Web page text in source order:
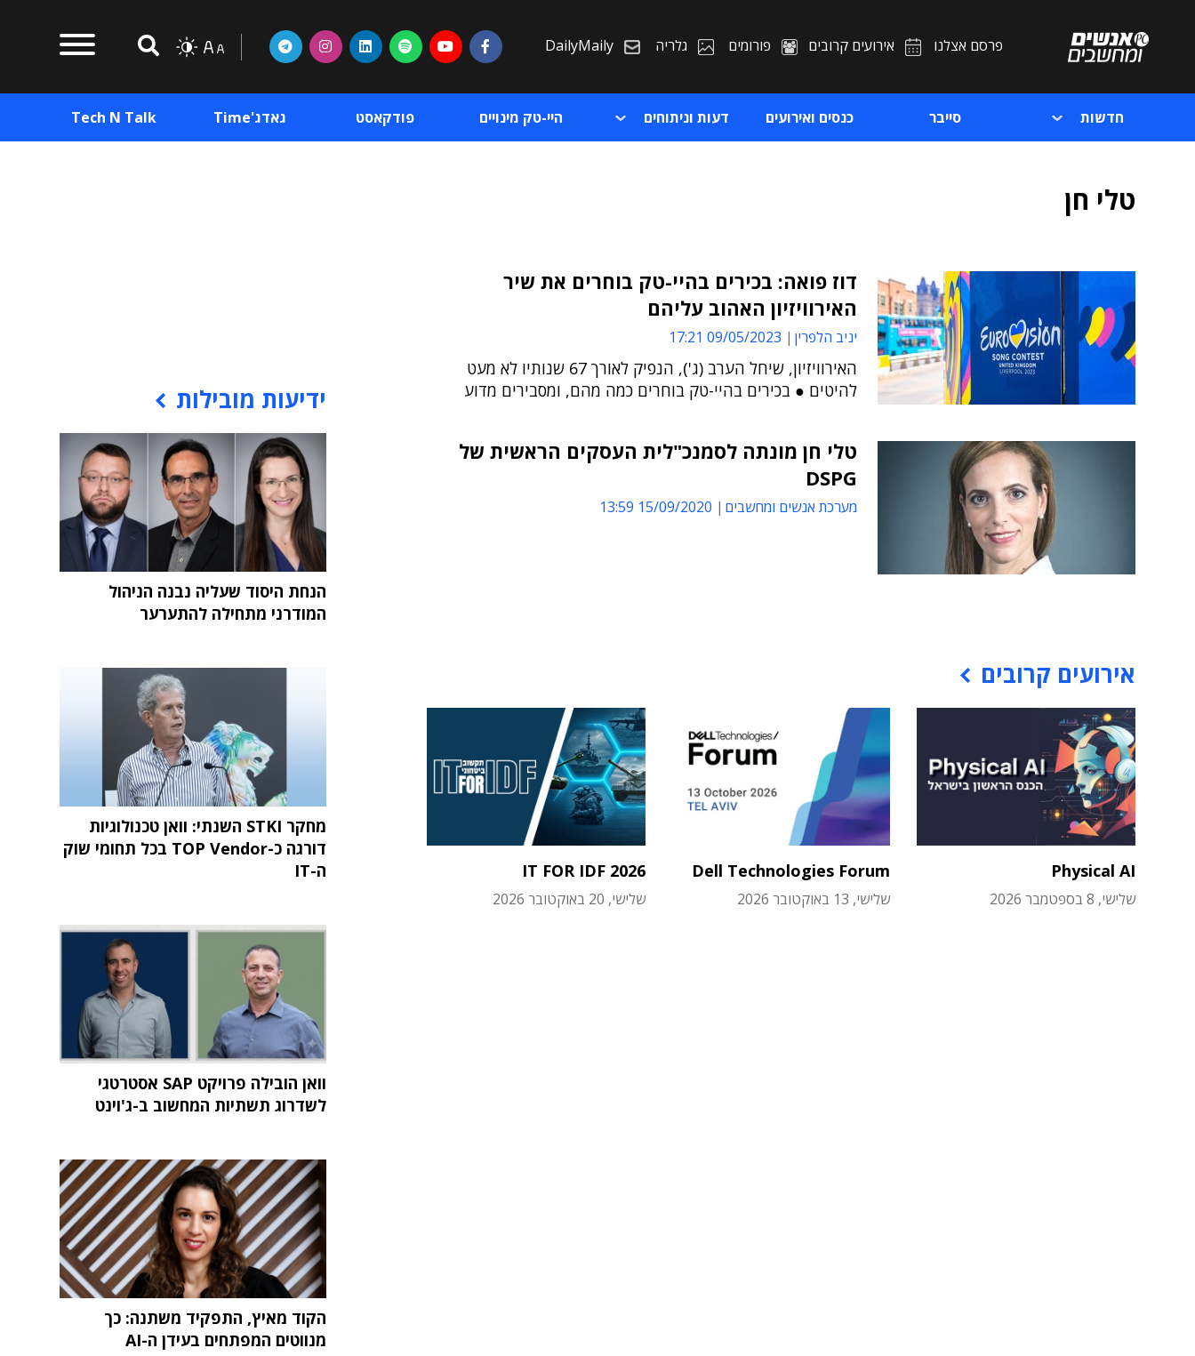
פרסם אצלנו אירועים קרובים פורומים גלריה DailyMaily
חדשות סייבר כנסים ואירועים דעות וניתוחים היי-טק מינויים פודקאסט גאדג'Time Tech N Talk
טלי חן
דוז פואה: בכירים בהיי-טק בוחרים את שיר
האירוויזיון האהוב עליהם
יניב הלפרין 09/05/2023 17:21
האירוויזיון, שיחל הערב (ג'), הנפיק לאורך 67 שנותיו לא מעט
להיטים ● בכירים בהיי-טק בוחרים כמה מהם, ומסבירים מדוע
טלי חן מונתה לסמנכ"לית העסקים הראשית של
DSPG
מערכת אנשים ומחשבים 15/09/2020 13:59
אירועים קרובים
Physical AI
שלישי, 8 בספטמבר 2026
Dell Technologies Forum
שלישי, 13 באוקטובר 2026
IT FOR IDF 2026
שלישי, 20 באוקטובר 2026
ידיעות מובילות
הנחת היסוד שעליה נבנה הניהול
המודרני מתחילה להתערער
מחקר STKI השנתי: וואן טכנולוגיות
דורגה כ-TOP Vendor בכל תחומי שוק
ה-IT
וואן הובילה פרויקט SAP אסטרטגי
לשדרוג תשתיות המחשוב ב-ג'וינט
הקוד מאיץ, התפקיד משתנה: כך
מנווטים המפתחים בעידן ה-AI